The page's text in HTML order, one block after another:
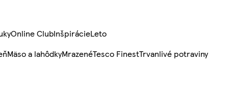
Online ClubInšpirácieLeto
Mäso a lahôdkyMrazenéTesco FinestTrvanlivé potraviny